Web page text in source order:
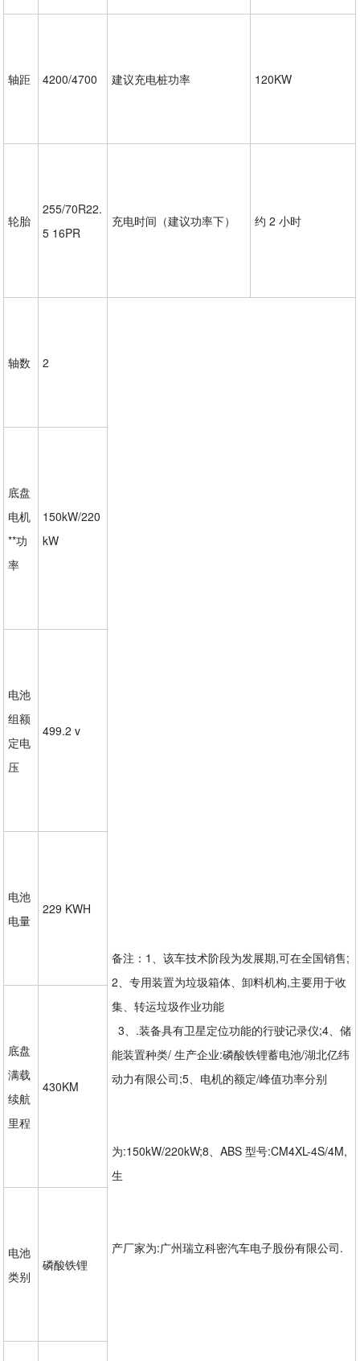
轴距 4200/4700 建议充电桩功率 120KW
轮胎
255/70R22.
5 16PR
充电时间（建议功率下） 约 2 小时
轴数 2
备注：1、该车技术阶段为发展期,可在全国销售;
2、专用装置为垃圾箱体、卸料机构,主要用于收
集、转运垃圾作业功能
  3、.装备具有卫星定位功能的行驶记录仪;4、储
能装置种类/ 生产企业:磷酸铁锂蓄电池/湖北亿纬
动力有限公司;5、电机的额定/峰值功率分别
为:150kW/220kW;8、ABS 型号:CM4XL-4S/4M,
生
产厂家为:广州瑞立科密汽车电子股份有限公司.
底盘
电机
**功
率
150kW/220
kW
电池
组额
定电
压
499.2 v
电池
电量
229 KWH
底盘
满载
续航
里程
430KM
电池
类别
磷酸铁锂